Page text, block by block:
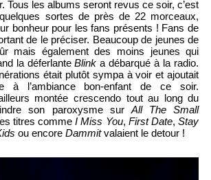
Tous les albums seront revus ce soir, c’est
sortes de près de 22 morceaux,
bonheur pour les fans présents ! Fans de
de le préciser. Beaucoup de jeunes de
mais également des moins jeunes qui
la déferlanteBlink a débarqué à la radio.
était plutôt sympa à voir et ajoutait
à l’ambiance bon-enfant de ce soir.
montée crescendo tout au long du
son paroxysme sur All The Small
titres commeI Miss You, First Date,Stay
ou encore Dammitvalaient le detour !